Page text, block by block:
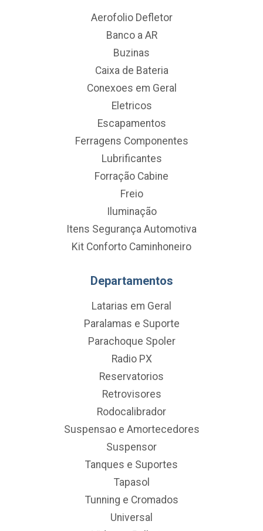
Aerofolio Defletor
Banco a AR
Buzinas
Caixa de Bateria
Conexoes em Geral
Eletricos
Escapamentos
Ferragens Componentes
Lubrificantes
Forração Cabine
Freio
Iluminação
Itens Segurança Automotiva
Kit Conforto Caminhoneiro
Departamentos
Latarias em Geral
Paralamas e Suporte
Parachoque Spoler
Radio PX
Reservatorios
Retrovisores
Rodocalibrador
Suspensao e Amortecedores
Suspensor
Tanques e Suportes
Tapasol
Tunning e Cromados
Universal